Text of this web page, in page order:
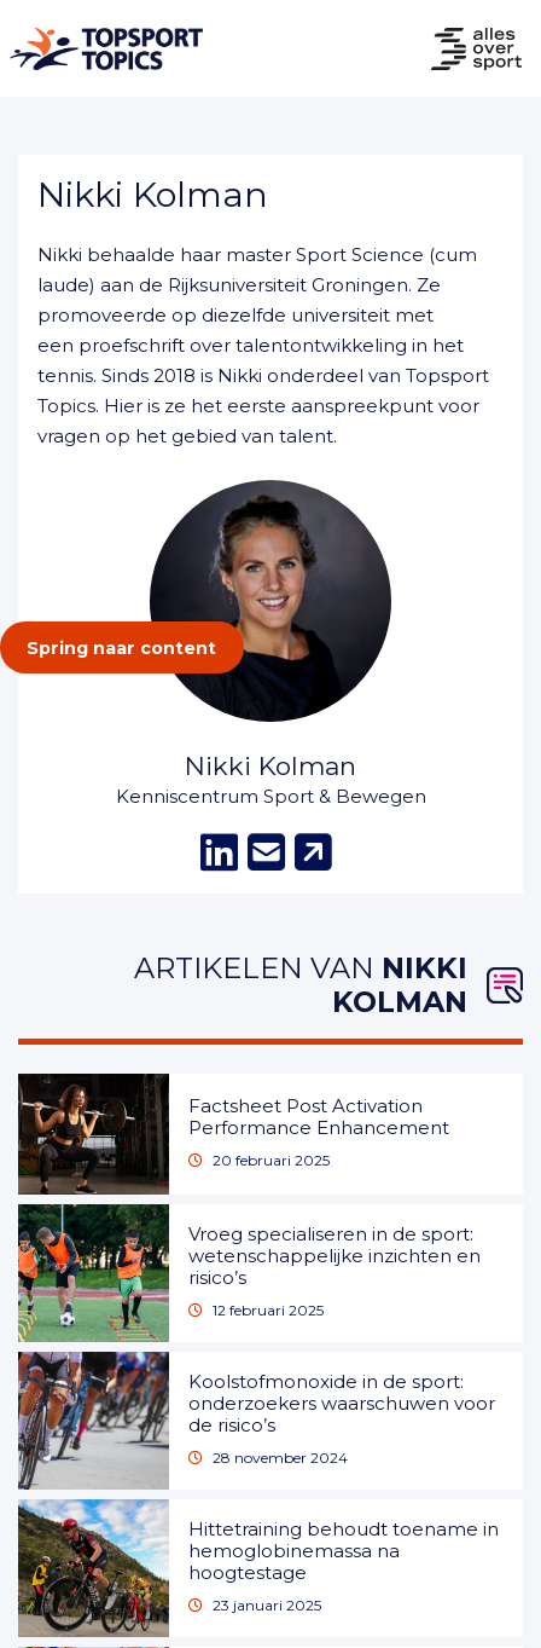
Spring naar content
Nikki Kolman
Nikki behaalde haar master Sport Science (cum
laude) aan de Rijksuniversiteit Groningen. Ze
promoveerde op diezelfde universiteit met
een proefschrift over talentontwikkeling in het
tennis. Sinds 2018 is Nikki onderdeel van Topsport
Topics. Hier is ze het eerste aanspreekpunt voor
vragen op het gebied van talent.
Nikki Kolman
Kenniscentrum Sport & Bewegen
(opent in
(opent in
(opent in
ARTIKELEN VAN NIKKI
KOLMAN
Factsheet Post Activation
Performance Enhancement
20 februari 2025
Vroeg specialiseren in de sport:
wetenschappelijke inzichten en
risico’s
12 februari 2025
Koolstofmonoxide in de sport:
onderzoekers waarschuwen voor
de risico’s
28 november 2024
Hittetraining behoudt toename in
hemoglobinemassa na
hoogtestage
23 januari 2025